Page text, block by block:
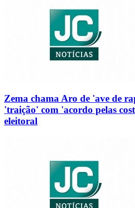
Zema chama Aro de 'ave de
'traição' com 'acordo pelas
eleitoral